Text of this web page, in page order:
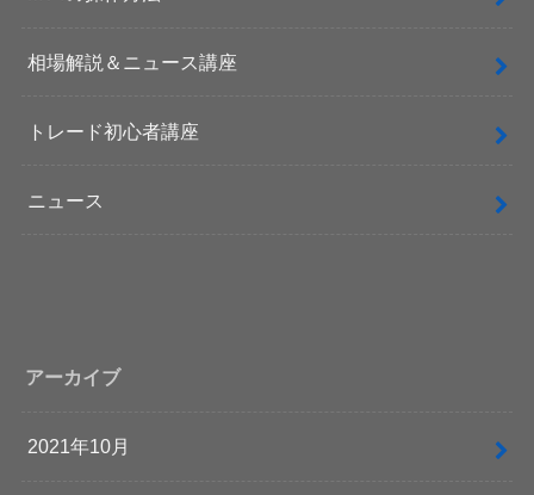
相場解説＆ニュース講座
トレード初心者講座
ニュース
アーカイブ
2021年10月